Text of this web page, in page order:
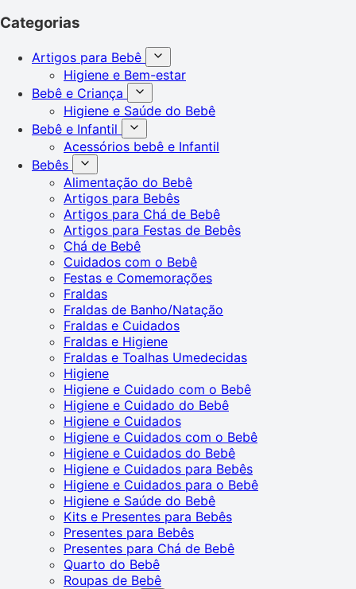
Categorias
Artigos para Bebê
Higiene e Bem-estar
Bebê e Criança
Higiene e Saúde do Bebê
Bebê e Infantil
Acessórios bebê e Infantil
Bebês
Alimentação do Bebê
Artigos para Bebês
Artigos para Chá de Bebê
Artigos para Festas de Bebês
Chá de Bebê
Cuidados com o Bebê
Festas e Comemorações
Fraldas
Fraldas de Banho/Natação
Fraldas e Cuidados
Fraldas e Higiene
Fraldas e Toalhas Umedecidas
Higiene
Higiene e Cuidado com o Bebê
Higiene e Cuidado do Bebê
Higiene e Cuidados
Higiene e Cuidados com o Bebê
Higiene e Cuidados do Bebê
Higiene e Cuidados para Bebês
Higiene e Cuidados para o Bebê
Higiene e Saúde do Bebê
Kits e Presentes para Bebês
Presentes para Bebês
Presentes para Chá de Bebê
Quarto do Bebê
Roupas de Bebê